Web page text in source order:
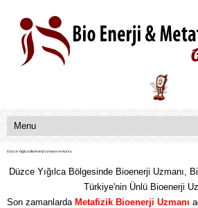
Düzce Yığılca Bioenerji Uzmanı ve Kursu
Düzce Yığılca Bölgesinde Bioenerji Uzmanı,
Türkiye'nin Ünlü Bioenerji
Son zamanlarda Metafizik Bioenerji Uzmanı